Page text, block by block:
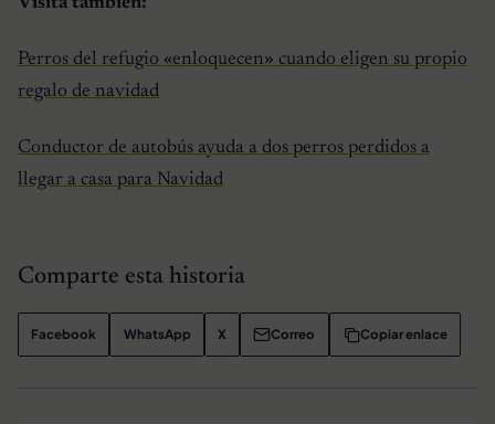
Perros del refugio «enloquecen» cuando eligen su propio
regalo de navidad
Conductor de autobús ayuda a dos perros perdidos a
llegar a casa para Navidad
Comparte esta historia
Facebook WhatsApp X Correo Copiar enlace